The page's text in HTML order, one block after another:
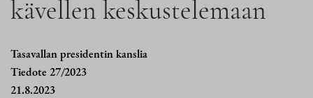
kävellen keskustelemaan
Tasavallan presidentin kanslia
Tiedote 27/2023
21.8.2023